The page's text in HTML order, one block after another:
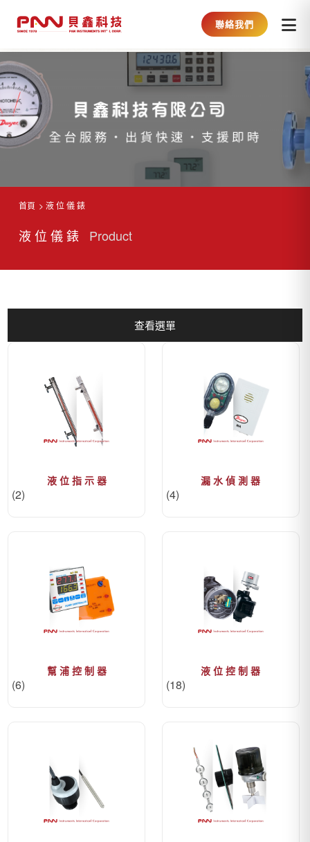
聯絡我們
首頁 液 位 儀 錶
液 位 儀 錶 Product
液 位 指 示 器
(2)
漏 水 偵 測 器
(4)
幫 浦 控 制 器
(6)
液 位 控 制 器
(18)
查看選單